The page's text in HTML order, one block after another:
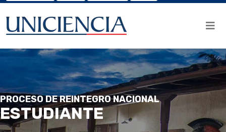
PROCESO DE REINTEGRO NACIONAL
ESTUDIANTE